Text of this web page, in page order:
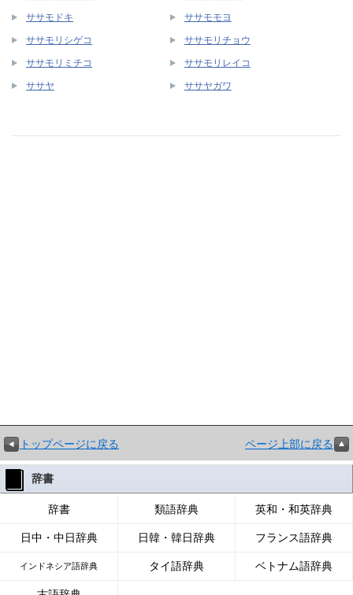
ササモドキ ササモモヨ
ササモリシゲコ ササモリチョウ
ササモリミチコ ササモリレイコ
ササヤ ササヤガワ
トップページに戻る ページ上部に戻る
辞書
辞書 類語辞典 英和・和英辞典
日中・中日辞典 日韓・韓日辞典 フランス語辞典
インドネシア語辞典 タイ語辞典 ベトナム語辞典